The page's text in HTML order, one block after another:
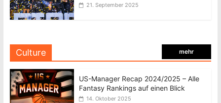
21. September 2025
Culture mehr
US-Manager Recap 2024/2025 – Alle
Fantasy Rankings auf einen Blick
14. Oktober 2025